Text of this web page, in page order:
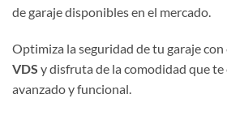
de garaje disponibles en el mercado.
Optimiza la seguridad de tu garaje con
VDS y disfruta de la comodidad que
avanzado y funcional.